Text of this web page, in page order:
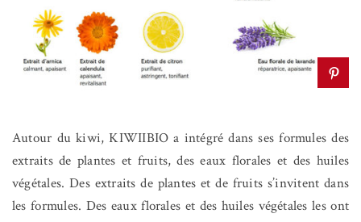
Autour du kiwi, KIWIIBIO a intégré dans ses formules des
extraits de plantes et fruits, des eaux florales et des huiles
végétales. Des extraits de plantes et de fruits s’invitent dans
les formules. Des eaux florales et des huiles végétales les ont